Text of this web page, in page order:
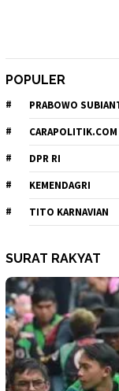
POPULER
PRABOWO
CARAPOLITIK.COM
DPR RI
KEMENDAGRI
TITO KARNAVIAN
SURAT RAKYAT